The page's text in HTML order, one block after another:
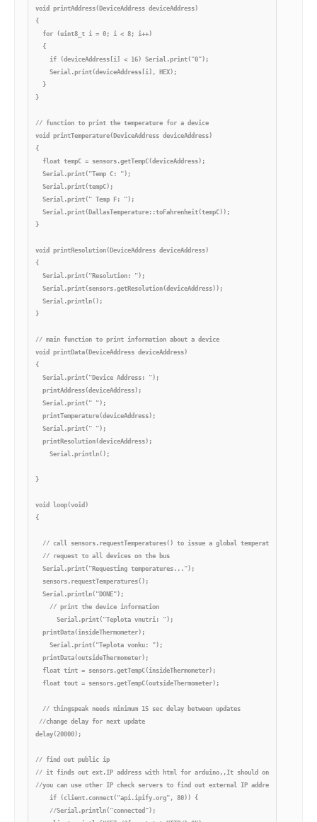
void printAddress(DeviceAddress deviceAddress)
{
  for (uint8_t i = 0; i < 8; i++)
  {
    if (deviceAddress[i] < 16) Serial.print("0");
    Serial.print(deviceAddress[i], HEX);
  }
}
// function to print the temperature for a device
void printTemperature(DeviceAddress deviceAddress)
{
  float tempC = sensors.getTempC(deviceAddress);
  Serial.print("Temp C: ");
  Serial.print(tempC);
  Serial.print(" Temp F: ");
  Serial.print(DallasTemperature::toFahrenheit(tempC));
}
void printResolution(DeviceAddress deviceAddress)
{
  Serial.print("Resolution: ");
  Serial.print(sensors.getResolution(deviceAddress));
  Serial.println();
}
// main function to print information about a device
void printData(DeviceAddress deviceAddress)
{
  Serial.print("Device Address: ");
  printAddress(deviceAddress);
  Serial.print(" ");
  printTemperature(deviceAddress);
  Serial.print(" ");
  printResolution(deviceAddress);
    Serial.println();
}
void loop(void)
{
  // call sensors.requestTemperatures() to issue a global temperature
  // request to all devices on the bus
  Serial.print("Requesting temperatures...");
  sensors.requestTemperatures();
  Serial.println("DONE");
    // print the device information
      Serial.print("Teplota vnutri: ");
  printData(insideThermometer);
    Serial.print("Teplota vonku: ");
  printData(outsideThermometer);
  float tint = sensors.getTempC(insideThermometer);
  float tout = sensors.getTempC(outsideThermometer);
  // thingspeak needs minimum 15 sec delay between updates
//change delay for next update
delay(20000);
// find out public ip
// it finds out ext.IP address with html for arduino,,It should only send an
//you can use other IP check servers to find out external IP address
    if (client.connect("api.ipify.org", 80)) {
    //Serial.println("connected");